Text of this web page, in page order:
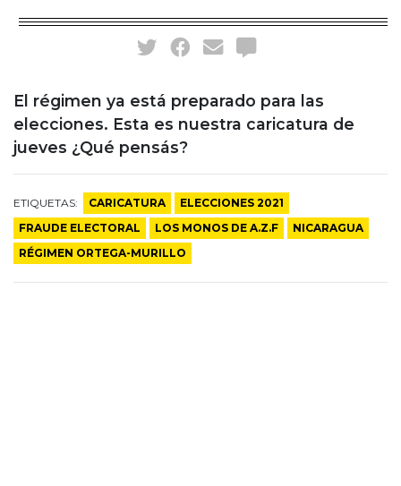
El régimen ya está preparado para las
elecciones. Esta es nuestra caricatura de
jueves ¿Qué pensás?
ETIQUETAS: CARICATURA
ELECCIONES 2021
FRAUDE ELECTORAL
LOS MONOS DE A.Z.F
NICARAGUA
RÉGIMEN ORTEGA-MURILLO